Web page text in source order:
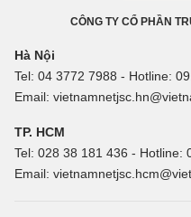
CÔNG TY CỔ PHẦN
Hà Nội
Tel: 04 3772 7988 - Hotline:
Email:
TP. HCM
Tel: 028 38 181 436 - Hotline:
Email: